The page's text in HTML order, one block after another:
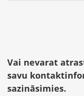
Vai nevarat
savu
sazināsimies.